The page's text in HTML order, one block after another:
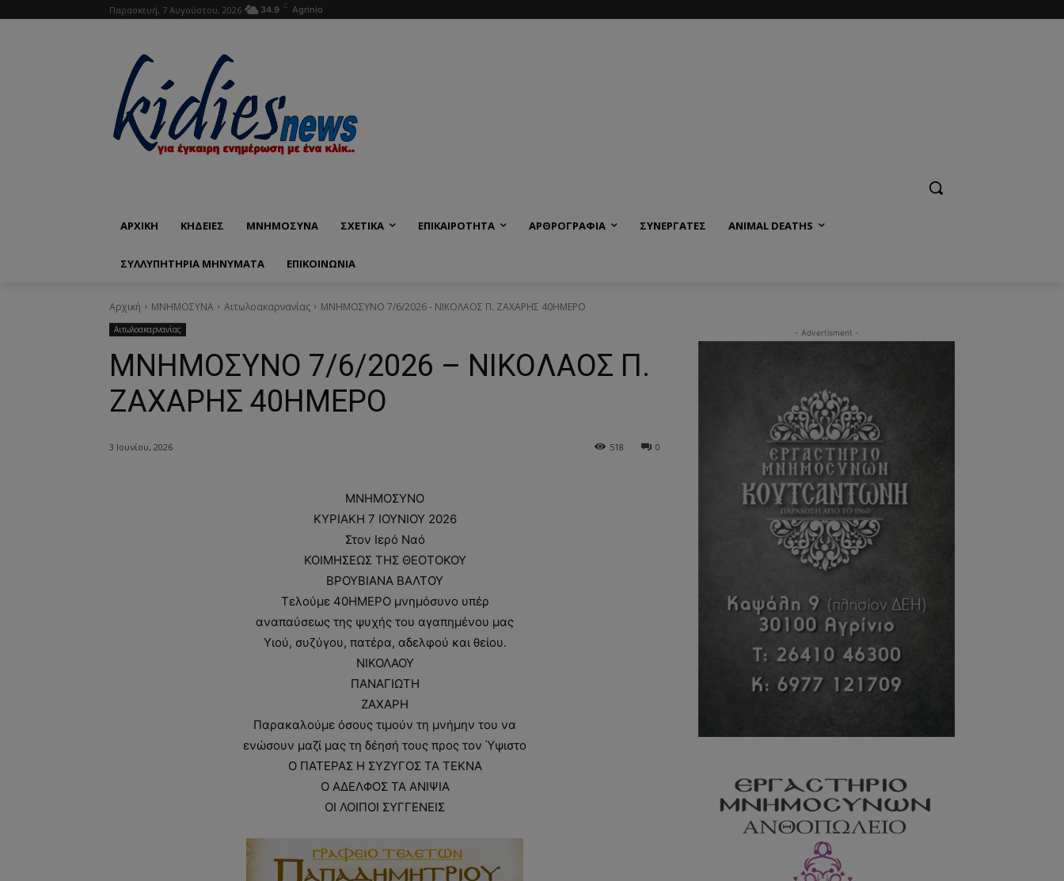
Παρασκευή, 7 Αυγούστου, 2026 34.9 C Agrinio
ΑΡΧΙΚΗ ΚΗΔΕΙΕΣ ΜΝΗΜΟΣΥΝΑ ΣΧΕΤΙΚΑ ΕΠΙΚΑΙΡΟΤΗΤΑ ΑΡΘΡΟΓΡΑΦΙΑ ΣΥΝΕΡΓΑΤΕΣ ANIMAL DEATHS
ΣΥΛΛΥΠΗΤΗΡΙΑ ΜΗΝΥΜΑΤΑ ΕΠΙΚΟΙΝΩΝΊΑ
Αρχική ΜΝΗΜΟΣΥΝΑ Αιτωλοακαρνανίας ΜΝΗΜΟΣΥΝΟ 7/6/2026 - ΝΙΚΟΛΑΟΣ Π. ΖΑΧΑΡΗΣ 40ΗΜΕΡΟ
Αιτωλοακαρνανίας
ΜΝΗΜΟΣΥΝΟ 7/6/2026 – ΝΙΚΟΛΑΟΣ Π.
ΖΑΧΑΡΗΣ 40ΗΜΕΡΟ
3 Ιουνίου, 2026 0
518
ΜΝΗΜΟΣΥΝΟ
ΚΥΡΙΑΚΗ 7 ΙΟΥΝΙΟΥ 2026
Στον Ιερό Ναό
ΚΟΙΜΗΣΕΩΣ ΤΗΣ ΘΕΟΤΟΚΟΥ
ΒΡΟΥΒΙΑΝΑ ΒΑΛΤΟΥ
Τελούμε 40ΗΜΕΡΟ μνημόσυνο υπέρ
αναπαύσεως της ψυχής του αγαπημένου μας
Υιού, συζύγου, πατέρα, αδελφού και θείου.
ΝΙΚΟΛΑΟΥ
ΠΑΝΑΓΙΩΤΗ
ΖΑΧΑΡΗ
Παρακαλούμε όσους τιμούν τη μνήμην του να
ενώσουν μαζί μας τη δέησή τους προς τον Ύψιστο
Ο ΠΑΤΕΡΑΣ Η ΣΥΖΥΓΟΣ ΤΑ ΤΕΚΝΑ
Ο ΑΔΕΛΦΟΣ ΤΑ ΑΝΙΨΙΑ
ΟΙ ΛΟΙΠΟΙ ΣΥΓΓΕΝΕΙΣ
- Advertisment -